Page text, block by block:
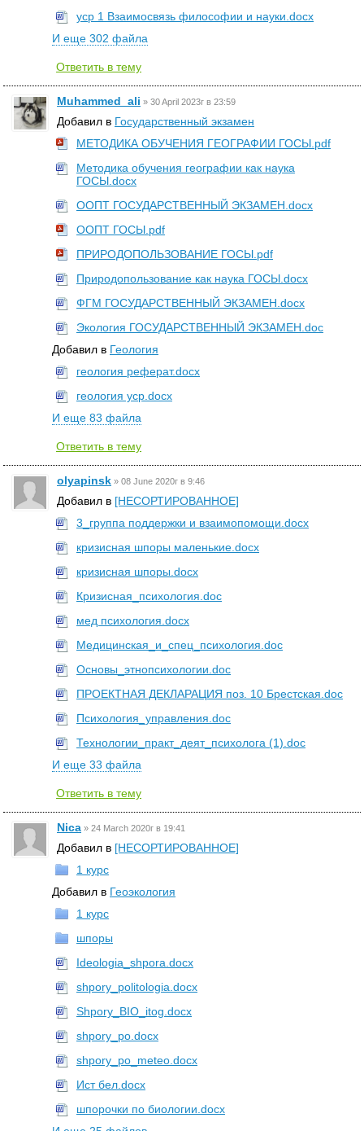
уср 1 Взаимосвязь философии и науки.docx
И еще 302 файла
Ответить в тему
Muhammed_ali » 30 April 2023г в 23:59
Добавил в Государственный экзамен
МЕТОДИКА ОБУЧЕНИЯ ГЕОГРАФИИ ГОСЫ.pdf
Методика обучения географии как наука
ГОСЫ.docx
ООПТ ГОСУДАРСТВЕННЫЙ ЭКЗАМЕН.docx
ООПТ ГОСЫ.pdf
ПРИРОДОПОЛЬЗОВАНИЕ ГОСЫ.pdf
Природопользование как наука ГОСЫ.docx
ФГМ ГОСУДАРСТВЕННЫЙ ЭКЗАМЕН.docx
Экология ГОСУДАРСТВЕННЫЙ ЭКЗАМЕН.doc
Добавил в Геология
геология реферат.docx
геология уср.docx
И еще 83 файла
Ответить в тему
olyapinsk » 08 June 2020г в 9:46
Добавил в [НЕСОРТИРОВАННОЕ]
3_группа поддержки и взаимопомощи.docx
кризисная шпоры маленькие.docx
кризисная шпоры.docx
Кризисная_психология.doc
мед психология.docx
Медицинская_и_спец_психология.doc
Основы_этнопсихологии.doc
ПРОЕКТНАЯ ДЕКЛАРАЦИЯ поз. 10 Брестская.doc
Психология_управления.doc
Технологии_практ_деят_психолога (1).doc
И еще 33 файла
Ответить в тему
Nica » 24 March 2020г в 19:41
Добавил в [НЕСОРТИРОВАННОЕ]
1 курс
Добавил в Геоэкология
1 курс
шпоры
Ideologia_shpora.docx
shpory_politologia.docx
Shpory_BIO_itog.docx
shpory_po.docx
shpory_po_meteo.docx
Ист бел.docx
шпорочки по биологии.docx